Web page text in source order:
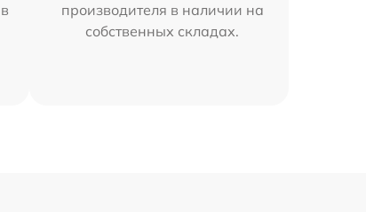
производителя в наличии на
собственных складах.